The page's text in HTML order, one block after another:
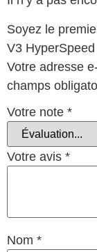
Soyez le
V3
Votre adresse
champs
Votre note *
Votre avis *
Nom *